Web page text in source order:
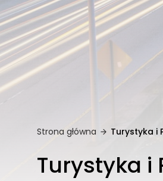
Strona główna Turystyka i
Turystyka i